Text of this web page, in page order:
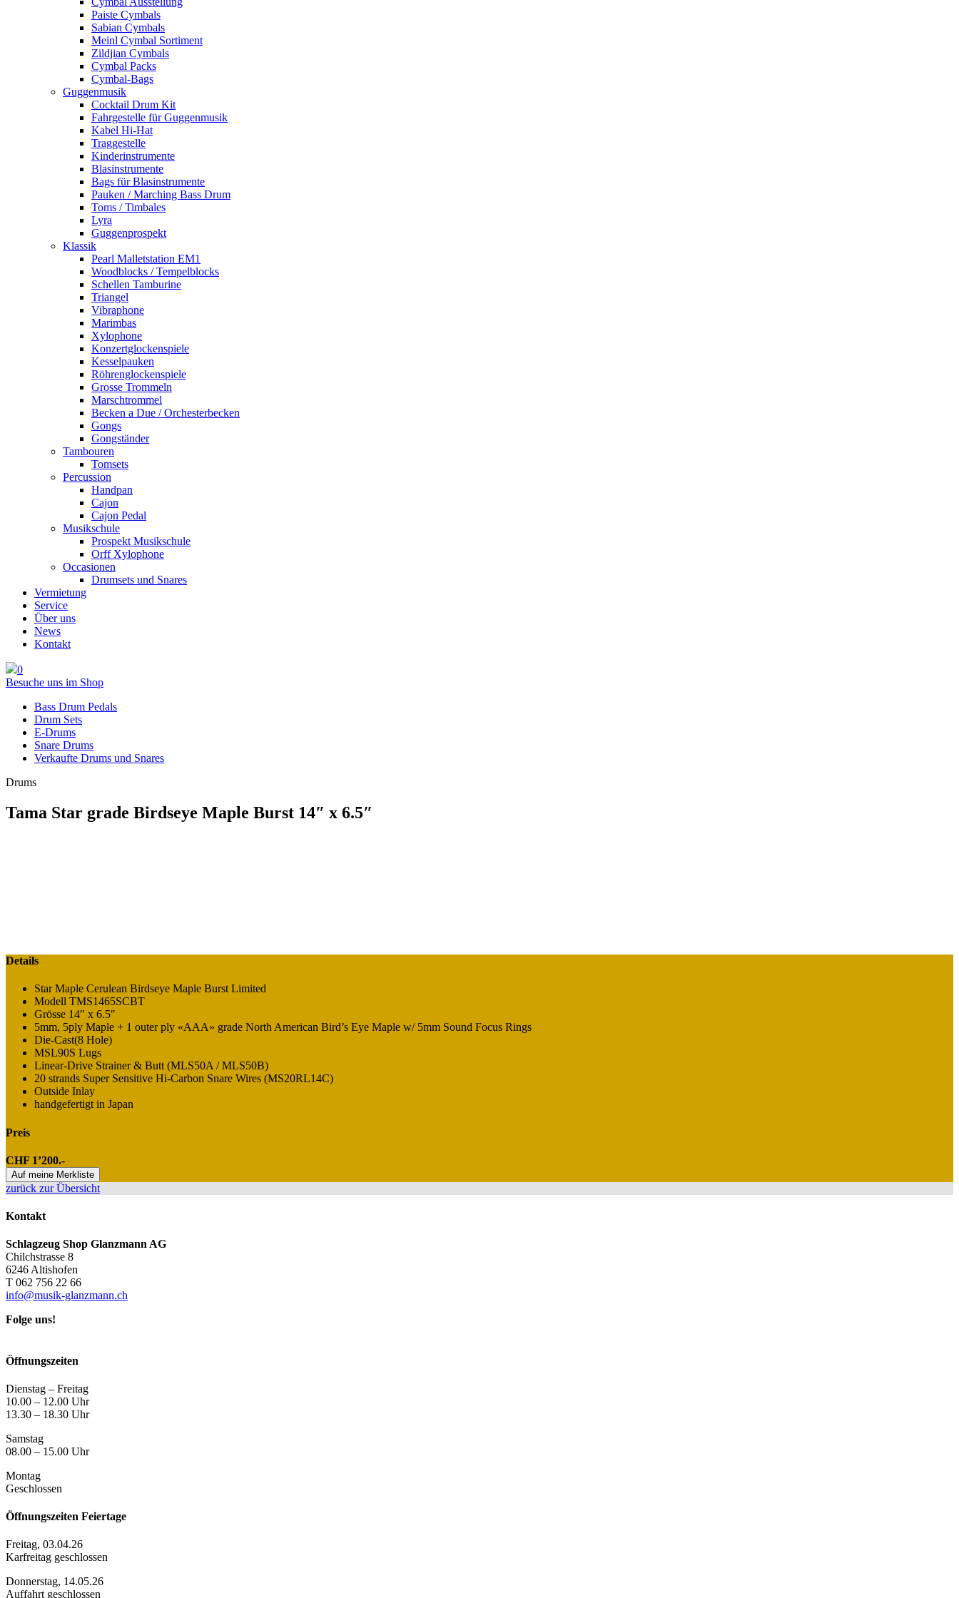
Paiste Cymbals
Sabian Cymbals
Meinl Cymbal Sortiment
Zildjian Cymbals
Cymbal Packs
Cymbal-Bags
Guggenmusik
Cocktail Drum Kit
Fahrgestelle für Guggenmusik
Kabel Hi-Hat
Traggestelle
Kinderinstrumente
Blasinstrumente
Bags für Blasinstrumente
Pauken / Marching Bass Drum
Toms / Timbales
Lyra
Guggenprospekt
Klassik
Pearl Malletstation EM1
Woodblocks / Tempelblocks
Schellen Tamburine
Triangel
Vibraphone
Marimbas
Xylophone
Konzertglockenspiele
Kesselpauken
Röhren­glocken­spiele
Grosse Trommeln
Marschtrommel
Becken a Due / Orchester­becken
Gongs
Gongständer
Tambouren
Tomsets
Percussion
Handpan
Cajon
Cajon Pedal
Musikschule
Prospekt Musikschule
Orff Xylophone
Occasionen
Drumsets und Snares
Vermietung
Service
Über uns
News
Kontakt
0
Besuche uns im Shop
Bass Drum Pedals
Drum Sets
E-Drums
Snare Drums
Verkaufte Drums und Snares
Drums
Tama Star grade Birdseye Maple Burst 14″ x 6.5″
Details
Star Maple Cerulean Birdseye Maple Burst Limited
Modell TMS1465SCBT
Grösse 14″ x 6.5″
5mm, 5ply Maple + 1 outer ply «AAA» grade North American Bird’s Eye Maple w/ 5mm Sound Focus Rings
Die-Cast(8 Hole)
MSL90S Lugs
Linear-Drive Strainer & Butt (MLS50A / MLS50B)
20 strands Super Sensitive Hi-Carbon Snare Wires (MS20RL14C)
Outside Inlay
handgefertigt in Japan
Preis
CHF 1’200.-
Auf meine Merkliste
zurück zur Übersicht
Kontakt
Schlagzeug Shop Glanzmann AG
Chilchstrasse 8
6246 Altishofen
T 062 756 22 66
info@musik-glanzmann.ch
Folge uns!
Öffnungszeiten
Dienstag – Freitag
10.00 – 12.00 Uhr
13.30 – 18.30 Uhr
Samstag
08.00 – 15.00 Uhr
Montag
Geschlossen
Öffnungszeiten Feiertage
Freitag, 03.04.26
Karfreitag geschlossen
Donnerstag, 14.05.26
Auffahrt geschlossen